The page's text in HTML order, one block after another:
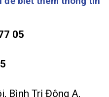
05
Bình Trị Đông A,